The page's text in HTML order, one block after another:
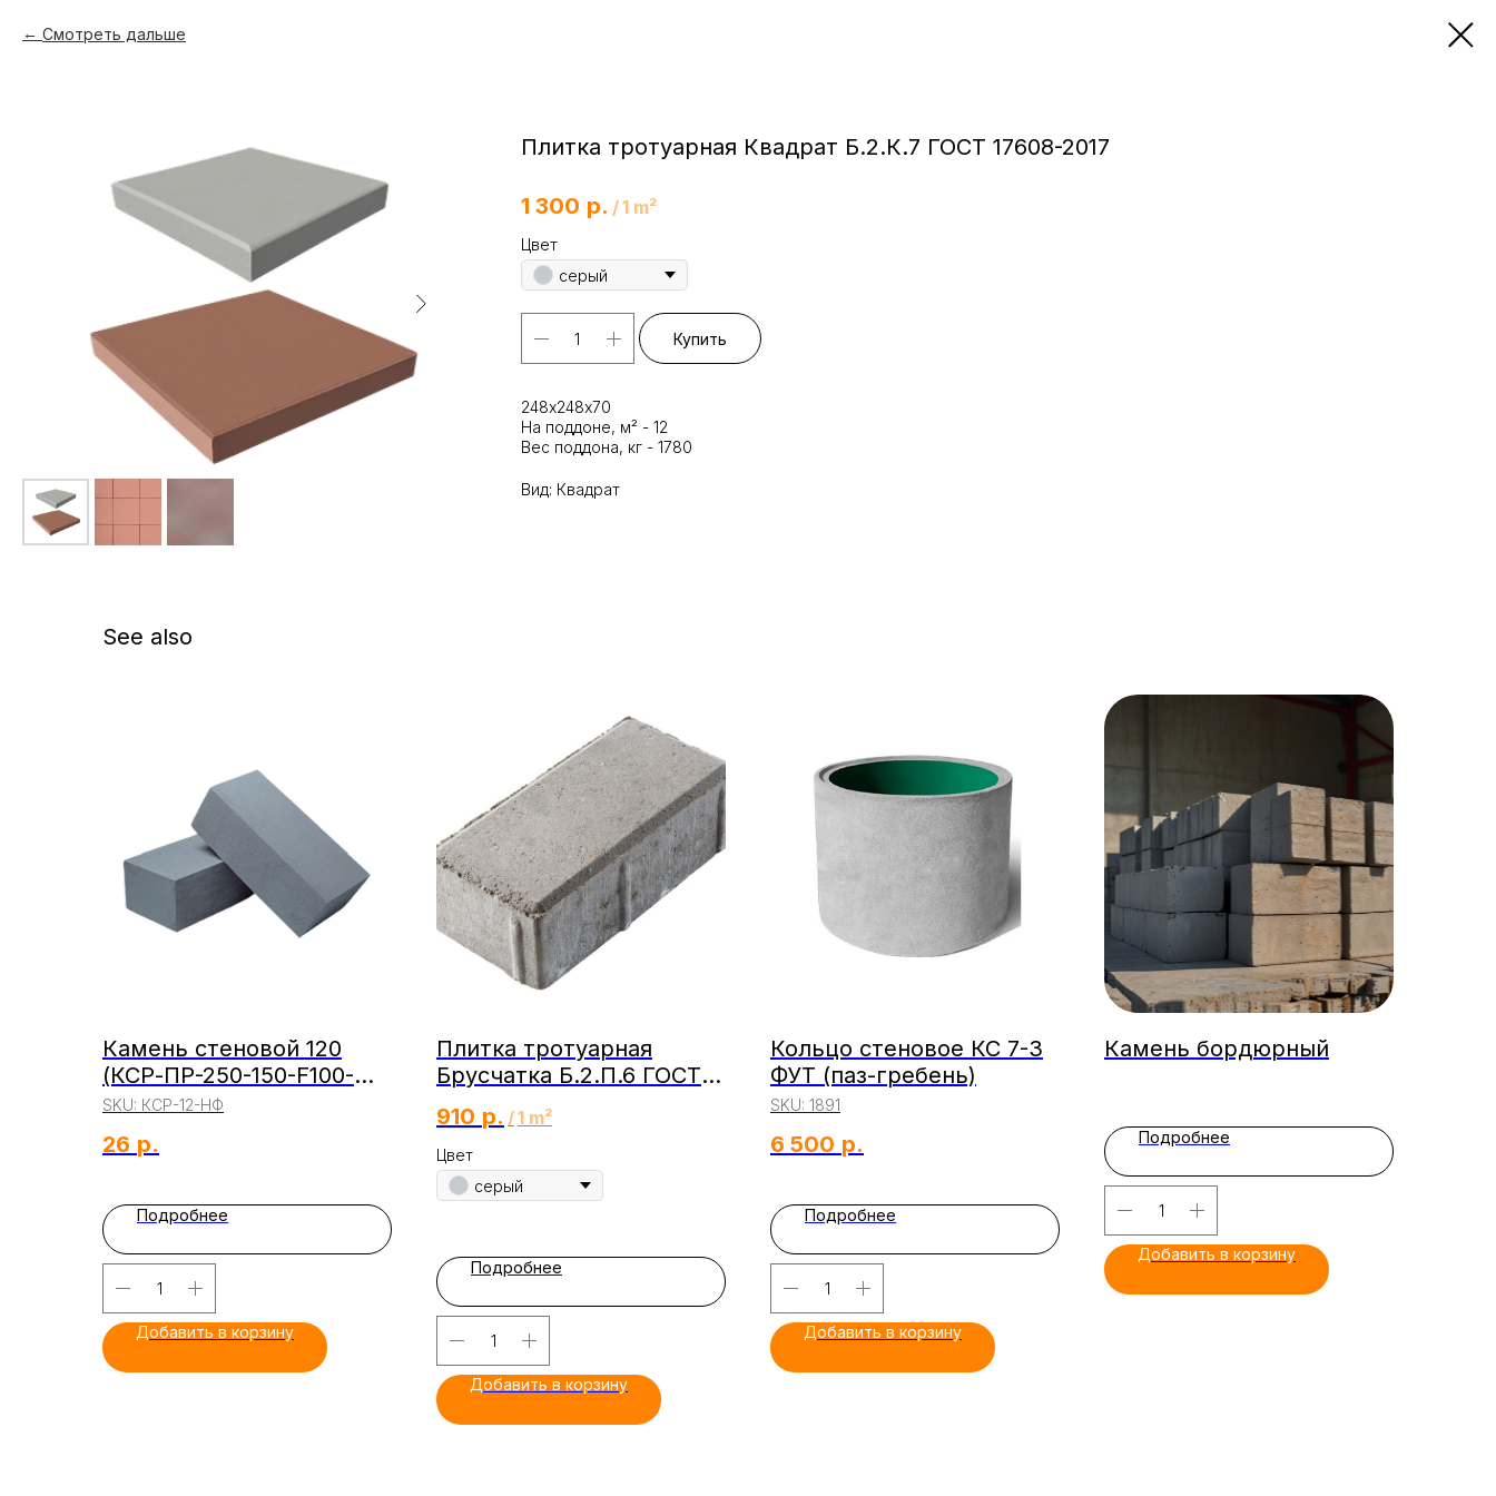
Смотреть дальше
Плитка тротуарная Квадрат Б.2.К.7 ГОСТ 17608-2017
1 300 р. /1 m²
Цвет
серый
Купить
248х248х70
На поддоне, м² - 12
Вес поддона, кг - 1780
Вид: Квадрат
See also
Камень стеновой 120
(КСР-ПР-250-150-F100-
2100 ГОСТ 6133-2019)
SKU: КСР-12-НФ
26 р.
Подробнее
Добавить в корзину
Плитка тротуарная
Брусчатка Б.2.П.6 ГОСТ
17608-2017
910 р. /1 m²
Цвет
серый
Подробнее
Добавить в корзину
Кольцо стеновое КС 7-3
ФУТ (паз-гребень)
SKU: 1891
6 500 р.
Подробнее
Добавить в корзину
Камень бордюрный
Подробнее
Добавить в корзину